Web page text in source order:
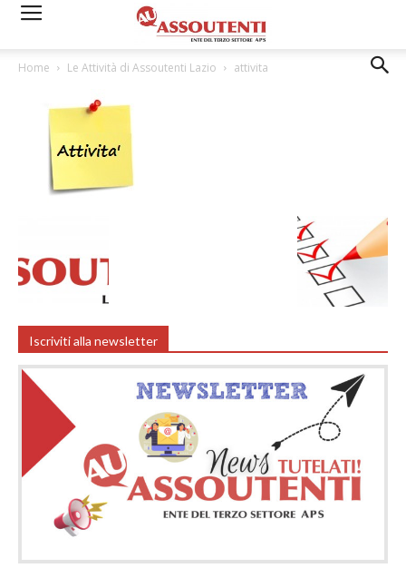
Home Le Attività di Assoutenti Lazio attivita
Iscriviti alla newsletter